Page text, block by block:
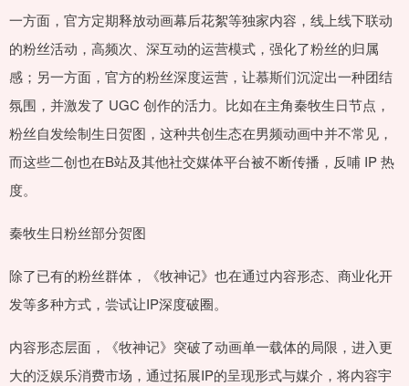
一方面，官方定期释放动画幕后花絮等独家内容，线上线下联动
的粉丝活动，高频次、深互动的运营模式，强化了粉丝的归属
感；另一方面，官方的粉丝深度运营，让慕斯们沉淀出一种团结
氛围，并激发了 UGC 创作的活力。比如在主角秦牧生日节点，
粉丝自发绘制生日贺图，这种共创生态在男频动画中并不常见，
而这些二创也在B站及其他社交媒体平台被不断传播，反哺 IP 热
度。
秦牧生日粉丝部分贺图
除了已有的粉丝群体，《牧神记》也在通过内容形态、商业化开
发等多种方式，尝试让IP深度破圈。
内容形态层面，《牧神记》突破了动画单一载体的局限，进入更
大的泛娱乐消费市场，通过拓展IP的呈现形式与媒介，将内容宇